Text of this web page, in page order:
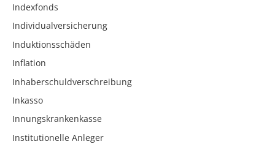
Indexfonds
Individualversicherung
Induktionsschäden
Inflation
Inhaberschuldverschreibung
Inkasso
Innungskrankenkasse
Institutionelle Anleger